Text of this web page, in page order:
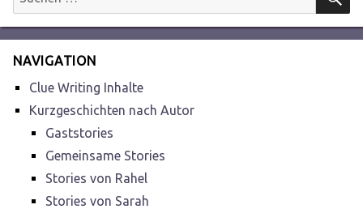
nach:
NAVIGATION
Clue Writing Inhalte
Kurzgeschichten nach Autor
Gaststories
Gemeinsame Stories
Stories von Rahel
Stories von Sarah